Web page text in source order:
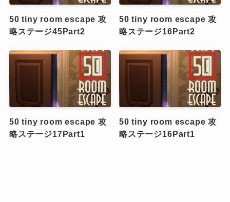
50 tiny room escape 攻
略ステージ45Part2
50 tiny room escape 攻
略ステージ16Part2
50 tiny room escape 攻
略ステージ17Part1
50 tiny room escape 攻
略ステージ16Part1